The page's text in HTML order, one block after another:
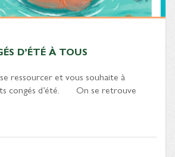
D’ÉTÉ À TOUS
ressourcer et vous souhaite à
congés d’été. On se retrouve